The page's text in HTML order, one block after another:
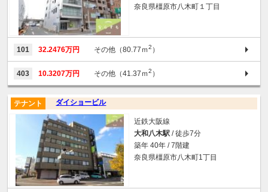
奈良県橿原市八木町１丁目
101 32.2476万円 その他（80.77ｍ2 ）
403 10.3207万円 その他（41.37ｍ2 ）
ダイショービル
テナント
近鉄大阪線
大和八木駅 / 徒歩7分
築年 40年 / 7階建
奈良県橿原市八木町1丁目